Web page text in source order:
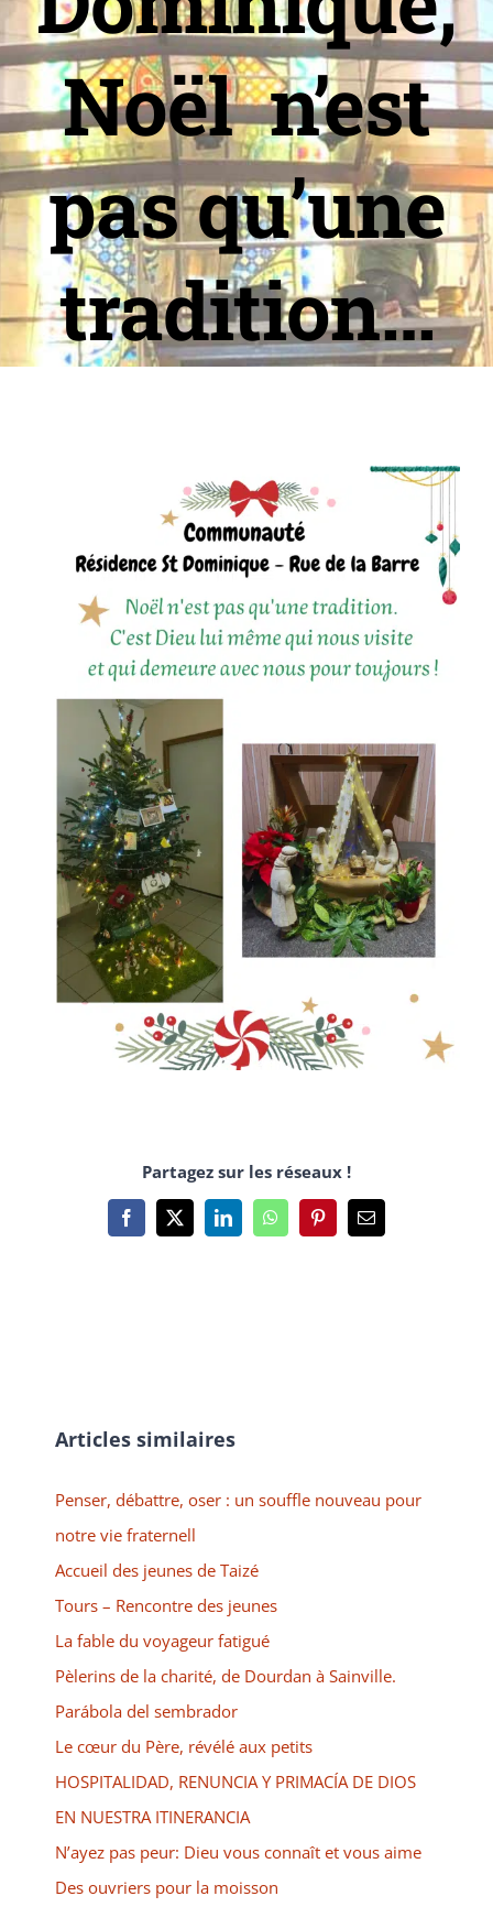
Noël n’est
pas qu’une
tradition…
Partagez sur les réseaux !
Facebook
X LinkedInWhatsAppPinterestEmail
Articles similaires
Penser, débattre, oser : un souffle nouveau pour
notre vie fraternell
Accueil des jeunes de Taizé
Tours – Rencontre des jeunes
La fable du voyageur fatigué
Pèlerins de la charité, de Dourdan à Sainville.
Parábola del sembrador
Le cœur du Père, révélé aux petits
HOSPITALIDAD, RENUNCIA Y PRIMACÍA DE DIOS
EN NUESTRA ITINERANCIA
N’ayez pas peur: Dieu vous connaît et vous aime
Des ouvriers pour la moisson